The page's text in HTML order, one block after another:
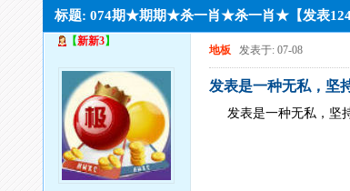
标题: 074期★期期★杀一肖★杀一肖★【发表124
【新新3】
地板 发表于: 07-08
发表是一种无私，坚
发表是一种无私，坚